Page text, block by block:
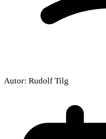
Autor: Rudolf Tilg